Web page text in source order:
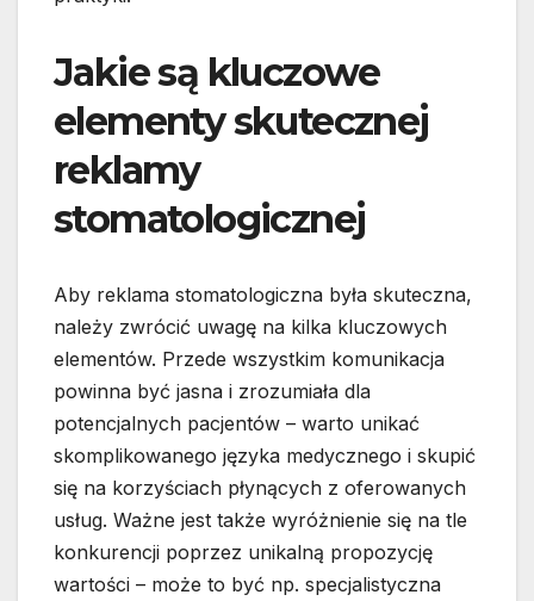
Jakie są kluczowe
elementy skutecznej
reklamy
stomatologicznej
Aby reklama stomatologiczna była skuteczna,
należy zwrócić uwagę na kilka kluczowych
elementów. Przede wszystkim komunikacja
powinna być jasna i zrozumiała dla
potencjalnych pacjentów – warto unikać
skomplikowanego języka medycznego i skupić
się na korzyściach płynących z oferowanych
usług. Ważne jest także wyróżnienie się na tle
konkurencji poprzez unikalną propozycję
wartości – może to być np. specjalistyczna